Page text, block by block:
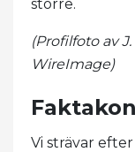
större.
(Profilfoto av
WireImage)
Vi strävar